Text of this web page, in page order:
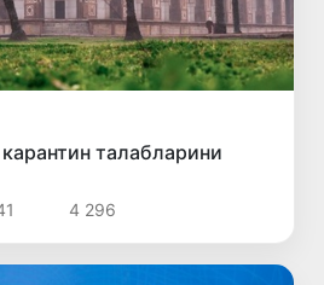
талабларини
4 296